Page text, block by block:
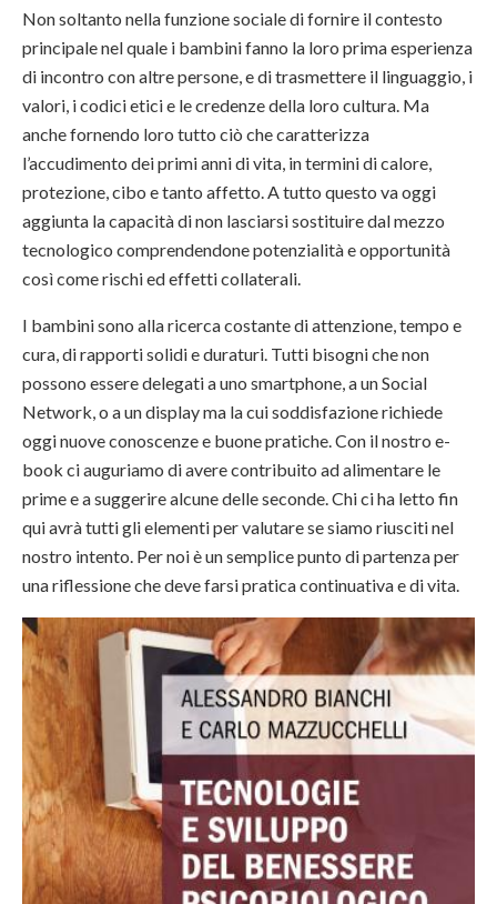
Non soltanto nella funzione sociale di fornire il contesto
principale nel quale i bambini fanno la loro prima esperienza
di incontro con altre persone, e di trasmettere il linguaggio, i
valori, i codici etici e le credenze della loro cultura. Ma
anche fornendo loro tutto ciò che caratterizza
l’accudimento dei primi anni di vita, in termini di calore,
protezione, cibo e tanto affetto. A tutto questo va oggi
aggiunta la capacità di non lasciarsi sostituire dal mezzo
tecnologico comprendendone potenzialità e opportunità
così come rischi ed effetti collaterali.
I bambini sono alla ricerca costante di attenzione, tempo e
cura, di rapporti solidi e duraturi. Tutti bisogni che non
possono essere delegati a uno smartphone, a un Social
Network, o a un display ma la cui soddisfazione richiede
oggi nuove conoscenze e buone pratiche. Con il nostro e-
book ci auguriamo di avere contribuito ad alimentare le
prime e a suggerire alcune delle seconde. Chi ci ha letto fin
qui avrà tutti gli elementi per valutare se siamo riusciti nel
nostro intento. Per noi è un semplice punto di partenza per
una riflessione che deve farsi pratica continuativa e di vita.